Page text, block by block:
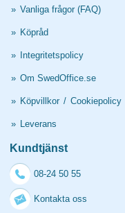
» Vanliga frågor (FAQ)
» Köpråd
» Integritetspolicy
» Om SwedOffice.se
» Köpvillkor / Cookiepolicy
» Leverans
Kundtjänst
08-24 50 55
Kontakta oss